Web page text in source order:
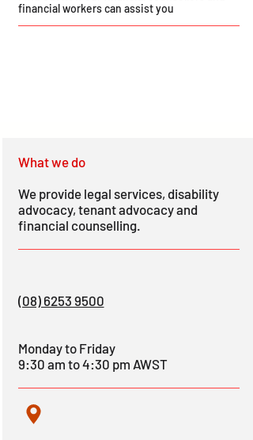
financial workers can assist you
What we do
We provide legal services, disability
advocacy, tenant advocacy and
financial counselling.
(08) 6253 9500
Monday to Friday
9:30 am to 4:30 pm AWST